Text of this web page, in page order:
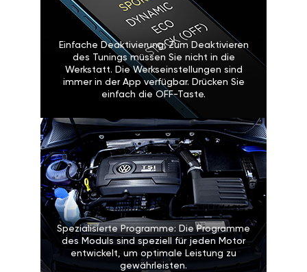
Einfache Deaktivierung: Zum Deaktivieren
des Tunings müssen Sie nicht in die
Werkstatt. Die Werkseinstellungen sind
immer in der App verfügbar. Drücken Sie
einfach die OFF-Taste.
Spezialisierte Programme: Die Programme
des Moduls sind speziell für jeden Motor
entwickelt, um optimale Leistung zu
gewährleisten.